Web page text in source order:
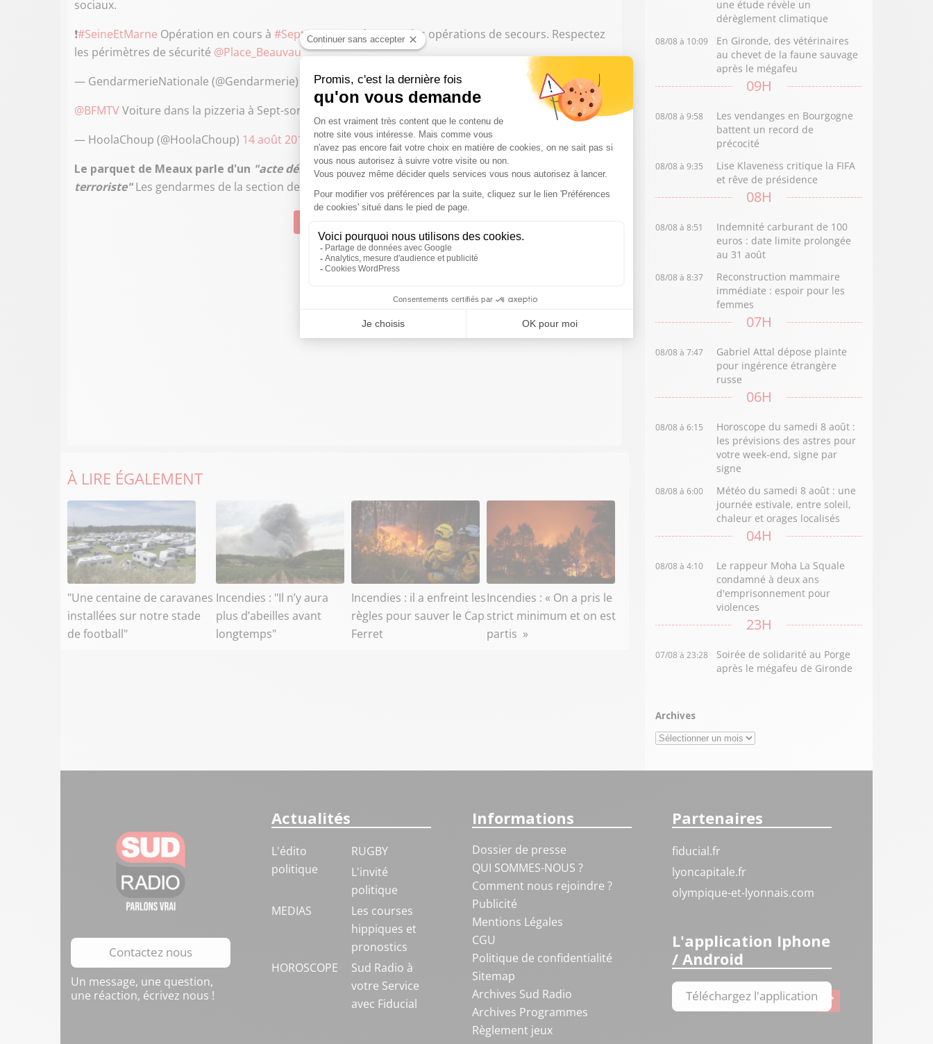
sociaux.
❗️#SeineEtMarne Opération en cours à #SeptSorts. Ne gênez pas les opérations de secours. Respectez
les périmètres de sécurité @Place_Beauvau
— GendarmerieNationale (@Gendarmerie)
14 août 2017
@BFMTVVoiture dans la pizzeria à Sept-sorts ! pic.twitter.com/iDkcoixaEr
— HoolaChoup (@HoolaChoup) 14 août 2017
Le parquet de Meaux parle d'un "acte délibéré" , mais qui n'a"a priori, rien à voir avec un acte
terroriste" Les gendarmes de la section de recherches de Paris ont été saisis.
À LIRE ÉGALEMENT
"Une centaine de caravanes
installées sur notre stade
de football"
Incendies : "Il n’y aura
plus d’abeilles avant
longtemps"
Incendies : il a enfreint les
règles pour sauver le Cap
Ferret
Incendies : « On a pris le
strict minimum et on est
partis »
une étude révèle un
dérèglement climatique
08/08 à 10:09
En Gironde, des vétérinaires
au chevet de la faune sauvage
après le mégafeu
09H
08/08 à 9:58
Les vendanges en Bourgogne
battent un record de
précocité
08/08 à 9:35
Lise Klaveness critique la FIFA
et rêve de présidence
08H
08/08 à 8:51
Indemnité carburant de 100
euros : date limite prolongée
au 31 août
08/08 à 8:37
Reconstruction mammaire
immédiate : espoir pour les
femmes
07H
08/08 à 7:47
Gabriel Attal dépose plainte
pour ingérence étrangère
russe
06H
08/08 à 6:15
Horoscope du samedi 8 août :
les prévisions des astres pour
votre week-end, signe par
signe
08/08 à 6:00
Météo du samedi 8 août : une
journée estivale, entre soleil,
chaleur et orages localisés
04H
08/08 à 4:10
Le rappeur Moha La Squale
condamné à deux ans
d'emprisonnement pour
violences
23H
07/08 à 23:28
Soirée de solidarité au Porge
après le mégafeu de Gironde
Archives
Archives
Contactez nous
Un message, une question,
une réaction, écrivez nous !
Actualités
L'édito
politique
RUGBY
L'invité
politique
MEDIAS
Les courses
hippiques et
pronostics
HOROSCOPE
Sud Radio à
votre Service
avec Fiducial
Informations
Dossier de presse
QUI SOMMES-NOUS ?
Comment nous rejoindre ?
Publicité
Mentions Légales
CGU
Politique de confidentialité
Sitemap
Archives Sud Radio
Archives Programmes
Règlement jeux
Partenaires
fiducial.fr
lyoncapitale.fr
olympique-et-lyonnais.com
L'application Iphone
/ Android
Téléchargez l'application